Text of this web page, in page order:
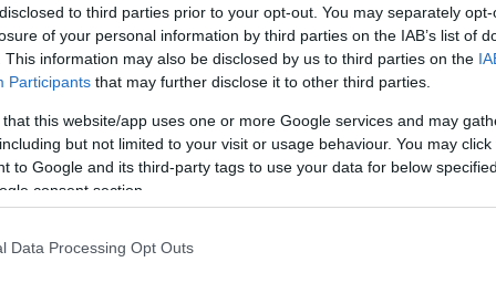
to third parties prior to your opt-out. You may separately
of your personal information by third parties on the IAB’s list of
This information may also be disclosed by us to third parties on the
Participants that may further disclose it to other third parties.
that this website/app uses one or more Google services and may
but not limited to your visit or usage behaviour. You may
to Google and its third-party tags to use your data for below
consent section.
Data Processing Opt Outs
31 Θεσσαλονίκη
Λαμπράκη14
2310000000
none7@example.gr
– 3